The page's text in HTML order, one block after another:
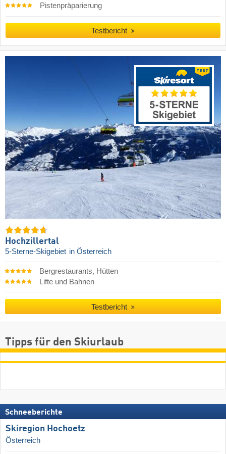
Pistenpräparierung
Testbericht
Hochzillertal
5-Sterne-Skigebiet in Österreich
Bergrestaurants, Hütten
Lifte und Bahnen
Testbericht
Tipps für den Skiurlaub
Schneeberichte
Skiregion Hochoetz
Österreich